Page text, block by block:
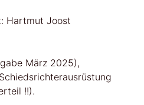
Hartmut Joost
März 2025),
!!).